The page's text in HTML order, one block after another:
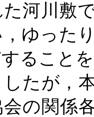
河川敷
ゆった
ること
たが，
の関係